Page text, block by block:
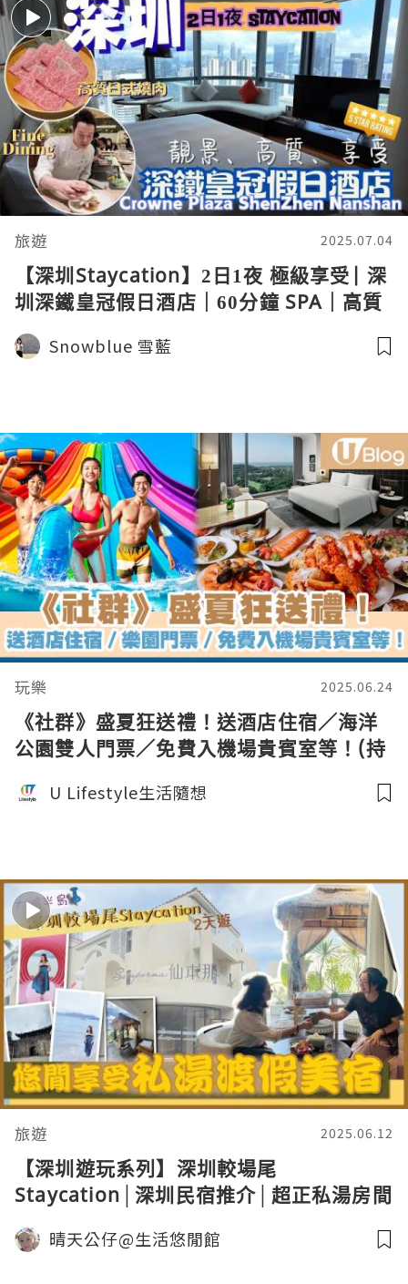
旅遊 2025.07.04
【深圳Staycation】2日1夜 極級享受| 深
圳深鐵皇冠假日酒店｜60分鐘 SPA｜高質
日法Fine Dining YORU靜銘日法酒館｜穩
世日式燒肉Omakase 蔦山懷石炭火燒
Snowblue 雪藍
玩樂 2025.06.24
《社群》盛夏狂送禮！送酒店住宿／海洋
公園雙人門票／免費入機場貴賓室等！(持
U Lifestyle生活隨想
旅遊 2025.06.12
【深圳遊玩系列】深圳較場尾
Staycation│深圳民宿推介│超正私湯房間
│泰國風│地中海風│仙本那私湯海景沙灘
渡假美宿│海景渡假美宿│大鵬半島│較場
晴天公仔@生活悠閒館